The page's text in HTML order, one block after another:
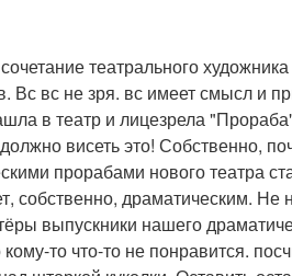
театрального
Вс вс не зря. вс имеет смысл и
в театр и лицезрела
висеть это! Собственно,
прорабами нового театра
драматическим. Не
выпускники нашего
то что-то не понравится.